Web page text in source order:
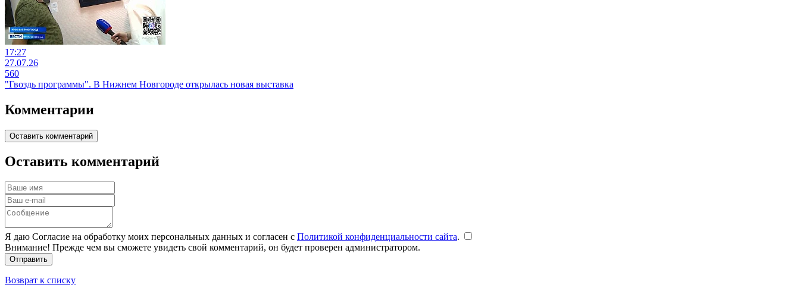
17:27
27.07.26
560
"Гвоздь программы". В Нижнем Новгороде открылась новая выставка
Комментарии
Оставить комментарий
Оставить комментарий
Я даю Согласие на обработку моих персональных данных и согласен с Политикой конфиденциальности сайта.
Внимание! Прежде чем вы сможете увидеть свой комментарий, он будет проверен администратором.
Отправить
Возврат к списку